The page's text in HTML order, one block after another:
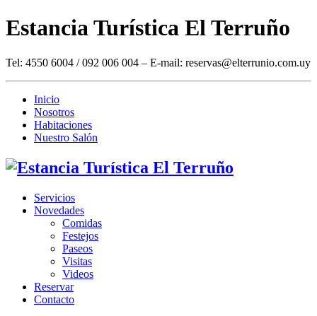
Estancia Turística El Terruño
Tel: 4550 6004 / 092 006 004 – E-mail: reservas@elterrunio.com.uy
Inicio
Nosotros
Habitaciones
Nuestro Salón
Servicios
Novedades
Comidas
Festejos
Paseos
Visitas
Videos
Reservar
Contacto